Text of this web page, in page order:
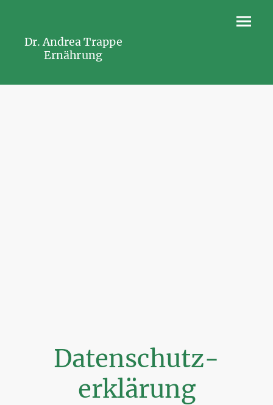
Dr. Andrea Trappe
Ernährung
Datenschutz-
erklärung